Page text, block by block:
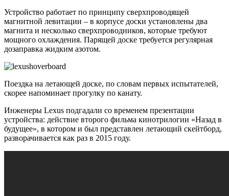
Устройство работает по принципу сверхпроводящей
магнитной левитации – в корпусе доски установлены два
магнита и несколько сверхпроводников, которые требуют
мощного охлаждения. Парящей доске требуется регулярная
дозаправка жидким азотом.
Поездка на летающей доске, по словам первых испытателей,
скорее напоминает прогулку по канату.
Инженеры Lexus подгадали со временем презентации
устройства: действие второго фильма кинотрилогии «Назад в
будущее», в котором и был представлен летающий скейтборд,
разворачивается как раз в 2015 году.